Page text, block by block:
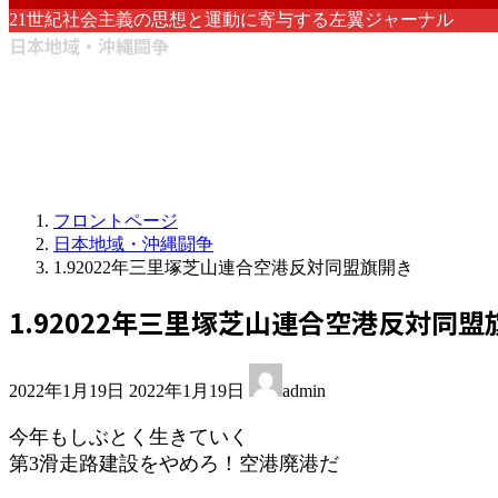
21世紀社会主義の思想と運動に寄与する左翼ジャーナル
日本地域・沖縄闘争
フロントページ
日本地域・沖縄闘争
1.92022年三里塚芝山連合空港反対同盟旗開き
1.92022年三里塚芝山連合空港反対同盟
2022年1月19日 終
新
日
2022年1月19日 admin
今年もしぶとく生きていく
第3滑走路建設をやめろ！空港廃港だ